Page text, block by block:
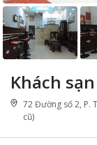
Khách
72 Đường số 2, P.
cũ)